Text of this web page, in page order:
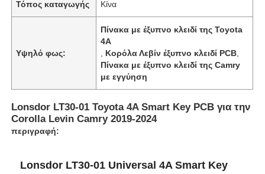
Τόπος καταγωγής Κίνα
Υψηλό φως:
Πίνακα με έξυπνο κλειδί της Toyota
4A
Κορόλα Λεβίν έξυπνο κλειδί PCB
Πίνακα με έξυπνο κλειδί της Camry
με εγγύηση
Lonsdor LT30-01 Toyota 4A Smart Key PCB για την
Corolla Levin Camry 2019-2024
περιγραφή:
Lonsdor LT30-01 Universal 4A Smart Key